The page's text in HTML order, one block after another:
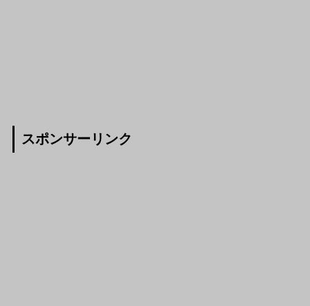
スポンサーリンク